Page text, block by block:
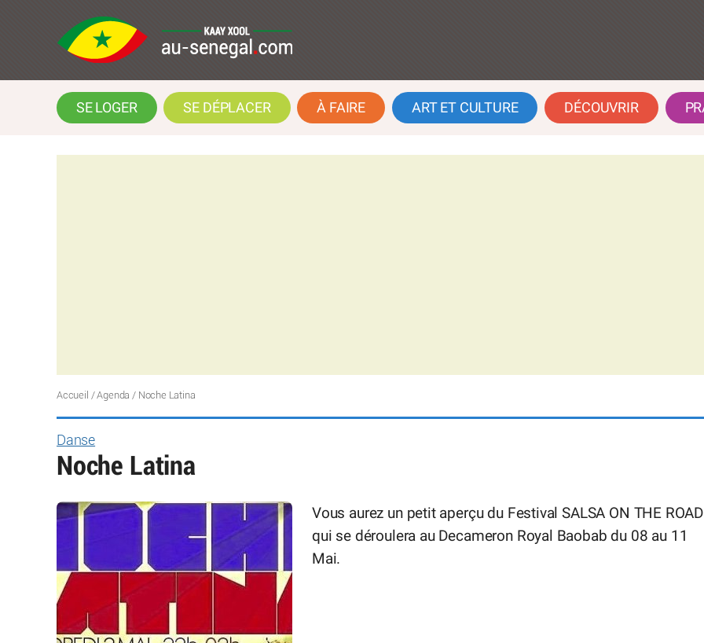
SE LOGER SE DÉPLACER À FAIRE ART ET CULTURE DÉCOUVRIR
Accueil /Agenda / Noche Latina
Danse
Noche Latina
Vous aurez un petit aperçu du Festival SALSA ON THE ROAD
qui se déroulera au Decameron Royal Baobab du 08 au 11
Mai.